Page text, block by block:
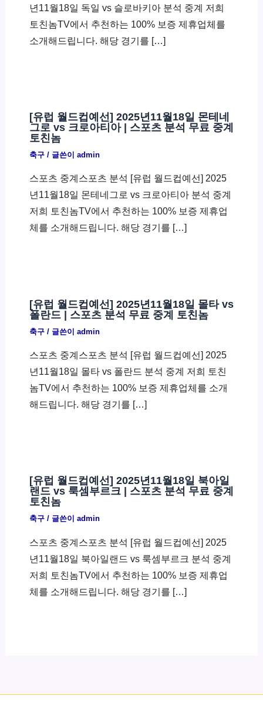
년11월18일 독일 vs 슬로바키아 분석 중계 저희
토친놈TV에서 추천하는 100% 보증 제휴업체를
소개해드립니다. 해당 경기를 […]
[유럽 월드컵예선] 2025년11월18일 몬테네
그로 vs 크로아티아 | 스포츠 분석 무료 중계
토친놈
축구/ 글쓴이 admin
스포츠 중계스포츠 분석 [유럽 월드컵예선] 2025
년11월18일 몬테네그로 vs 크로아티아 분석 중계
저희 토친놈TV에서 추천하는 100% 보증 제휴업
체를 소개해드립니다. 해당 경기를 […]
[유럽 월드컵예선] 2025년11월18일 몰타 vs
폴란드 | 스포츠 분석 무료 중계 토친놈
축구/ 글쓴이 admin
스포츠 중계스포츠 분석 [유럽 월드컵예선] 2025
년11월18일 몰타 vs 폴란드 분석 중계 저희 토친
놈TV에서 추천하는 100% 보증 제휴업체를 소개
해드립니다. 해당 경기를 […]
[유럽 월드컵예선] 2025년11월18일 북아일
랜드 vs 룩셈부르크 | 스포츠 분석 무료 중계
토친놈
축구/ 글쓴이 admin
스포츠 중계스포츠 분석 [유럽 월드컵예선] 2025
년11월18일 북아일랜드 vs 룩셈부르크 분석 중계
저희 토친놈TV에서 추천하는 100% 보증 제휴업
체를 소개해드립니다. 해당 경기를 […]